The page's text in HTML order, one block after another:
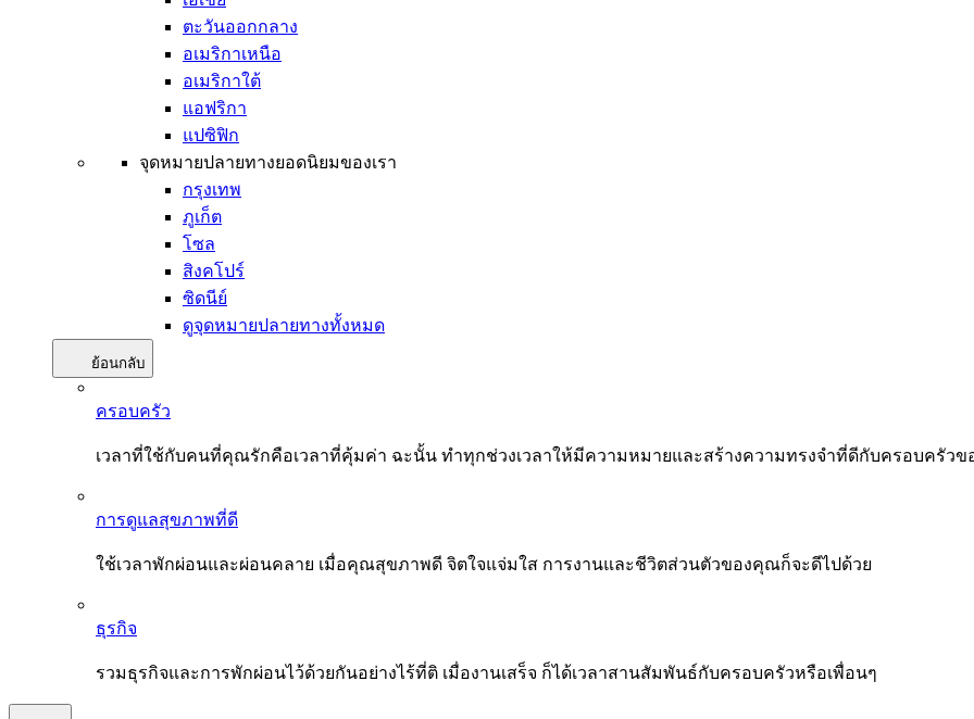
ตะวันออกกลาง
อเมริกาเหนือ
อเมริกาใต้
แอฟริกา
แปซิฟิก
จุดหมายปลายทางยอดนิยมของเรา
กรุงเทพ
ภูเก็ต
โซล
สิงคโปร์
ซิดนีย์
ดูจุดหมายปลายทางทั้งหมด
ย้อนกลับ
ครอบครัว
เวลาที่ใช้กับคนที่คุณรักคือเวลาที่คุ้มค่า ฉะนั้น ทำทุกช่วงเวลาให้มีความหมายและสร้างความทรงจำที่ดีกับครอบครัว
การดูแลสุขภาพที่ดี
ใช้เวลาพักผ่อนและผ่อนคลาย เมื่อคุณสุขภาพดี จิตใจแจ่มใส การงานและชีวิตส่วนตัวของคุณก็จะดีไปด้วย
ธุรกิจ
รวมธุรกิจและการพักผ่อนไว้ด้วยกันอย่างไร้ที่ติ เมื่องานเสร็จ ก็ได้เวลาสานสัมพันธ์กับครอบครัวหรือเพื่อนๆ